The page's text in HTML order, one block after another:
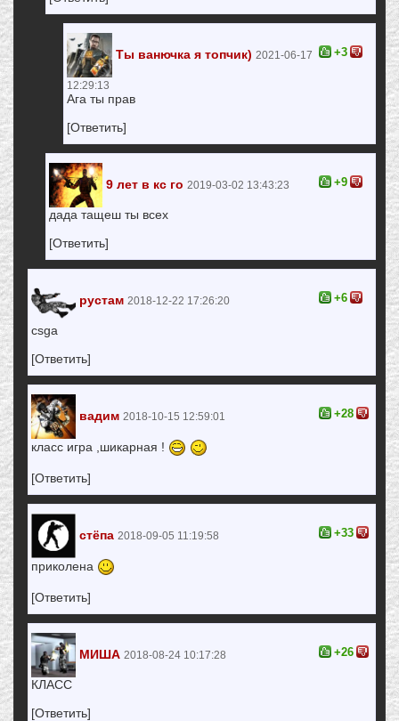
Ты ванючка я топчик) 2021-06-17
12:29:13
Ага ты прав
[Ответить]
+3
9 лет в кс го 2019-03-02 13:43:23
дада тащеш ты всех
[Ответить]
+9
рустам 2018-12-22 17:26:20
csga
[Ответить]
+6
вадим 2018-10-15 12:59:01
класс игра ,шикарная !
[Ответить]
+28
стёпа 2018-09-05 11:19:58
приколена
[Ответить]
+33
МИША 2018-08-24 10:17:28
КЛАСС
[Ответить]
+26